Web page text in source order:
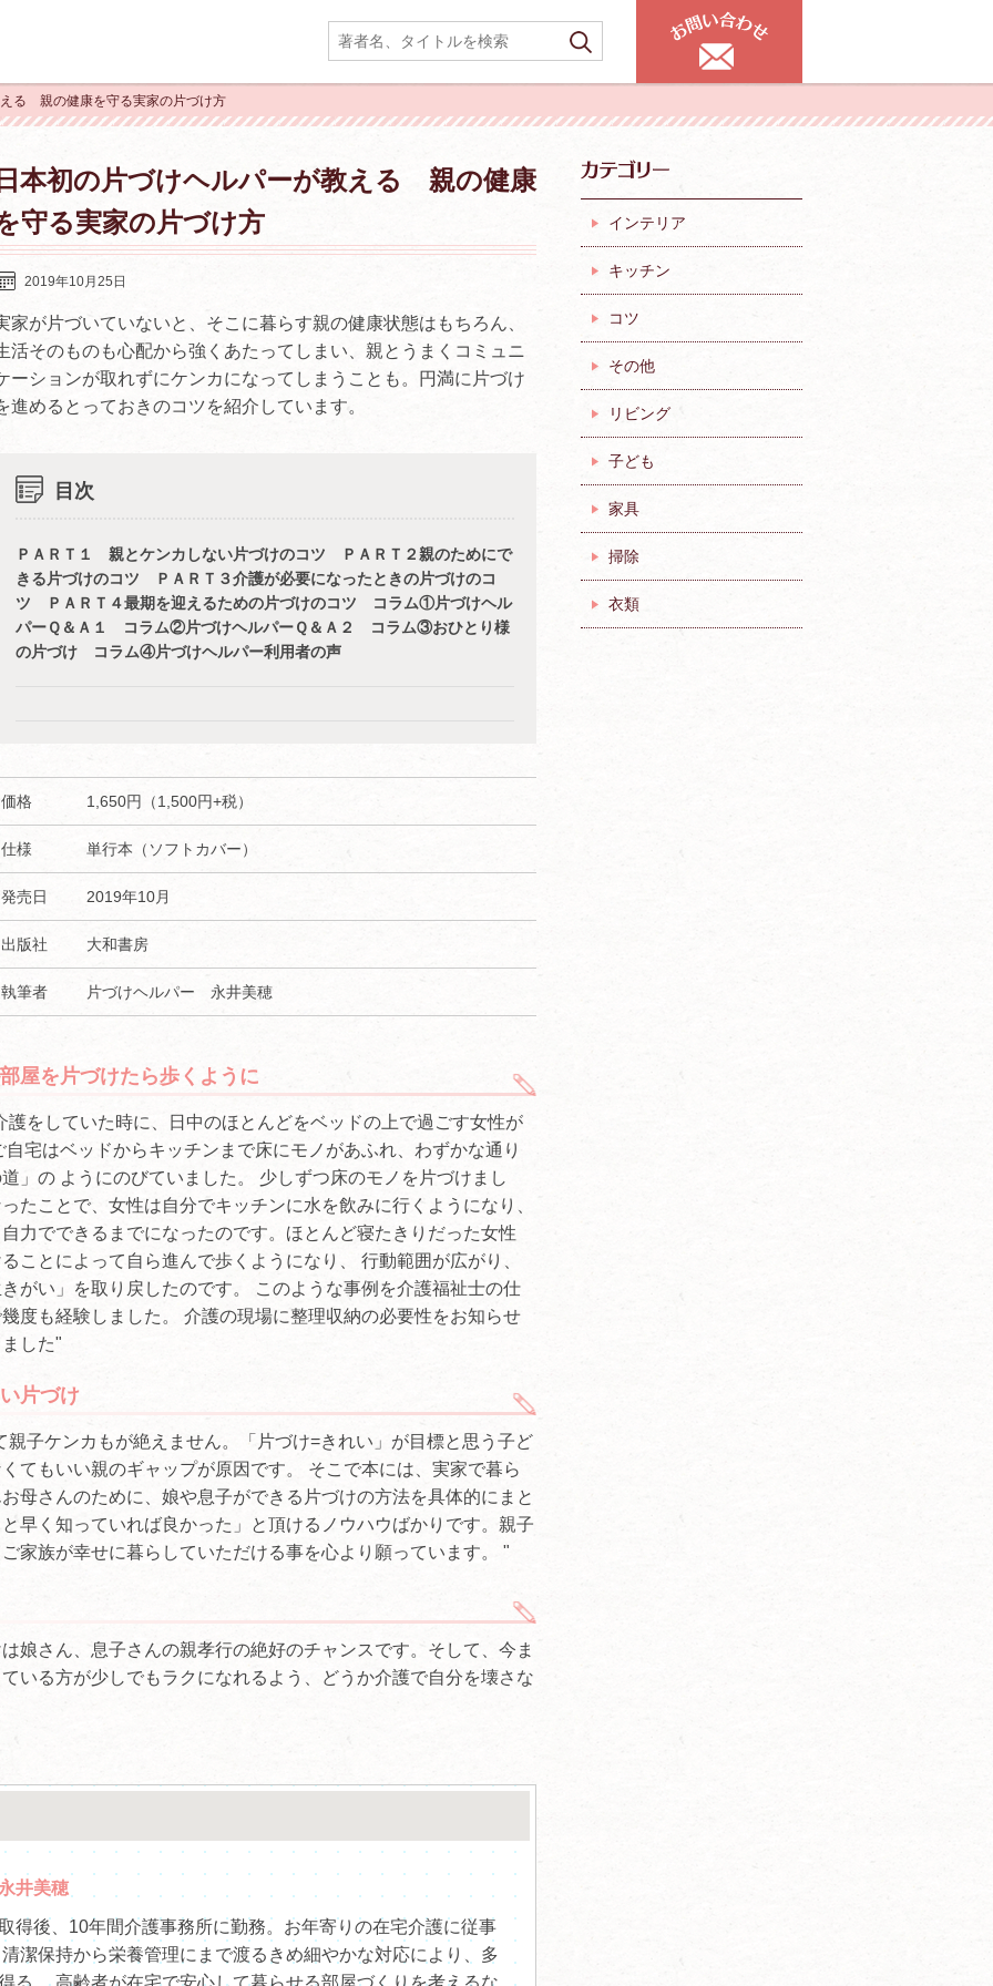
る 親の健康を守る実家の片づけ方
本初の片づけヘルパーが教える 親の健康
守る実家の片づけ方
2019年10月25日
家が片づいていないと、そこに暮らす親の健康状態はもちろん、
活そのものも心配から強くあたってしまい、親とうまくコミュニ
ーションが取れずにケンカになってしまうことも。円満に片づけ
進めるとっておきのコツを紹介しています。
目次
ＰＡＲＴ１ 親とケンカしない片づけのコツ ＰＡＲＴ２親のためにで
きる片づけのコツ ＰＡＲＴ３介護が必要になったときの片づけのコ
ツ ＰＡＲＴ４最期を迎えるための片づけのコツ コラム①片づけヘル
パーＱ＆Ａ１ コラム②片づけヘルパーＱ＆Ａ２ コラム③おひとり様
の片づけ コラム④片づけヘルパー利用者の声
価格 1,650円（1,500円+税）
仕様 単行本（ソフトカバー）
発売日 2019年10月
出版社 大和書房
執筆者 片づけヘルパー 永井美穂
屋を片づけたら歩くように
護をしていた時に、日中のほとんどをベッドの上で過ごす女性が
宅はベッドからキッチンまで床にモノがあふれ、わずかな通り
」の ようにのびていました。 少しずつ床のモノを片づけまし
たことで、女性は自分でキッチンに水を飲みに行くようになり、
力でできるまでになったのです。ほとんど寝たきりだった女性
ことによって自ら進んで歩くようになり、 行動範囲が広がり、
がい」を取り戻したのです。 このような事例を介護福祉士の仕
度も経験しました。 介護の現場に整理収納の必要性をお知らせ
した"
片づけ
親子ケンカもが絶えません。「片づけ=きれい」が目標と思う子ど
てもいい親のギャップが原因です。 そこで本には、実家で暮ら
母さんのために、娘や息子ができる片づけの方法を具体的にまと
早く知っていれば良かった」と頂けるノウハウばかりです。親子
家族が幸せに暮らしていただける事を心より願っています。 "
娘さん、息子さんの親孝行の絶好のチャンスです。そして、今ま
いる方が少しでもラクになれるよう、どうか介護で自分を壊さな
井美穂
得後、10年間介護事務所に勤務。お年寄りの在宅介護に従事
潔保持から栄養管理にまで渡るきめ細やかな対応により、多
る。 高齢者が在宅で安心して暮らせる部屋づくりを考えるな
インテリア
キッチン
コツ
その他
リビング
子ども
家具
掃除
衣類